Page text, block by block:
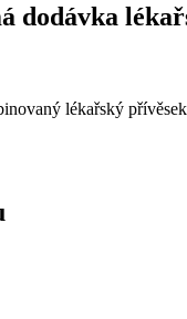
dodávka
lékařský